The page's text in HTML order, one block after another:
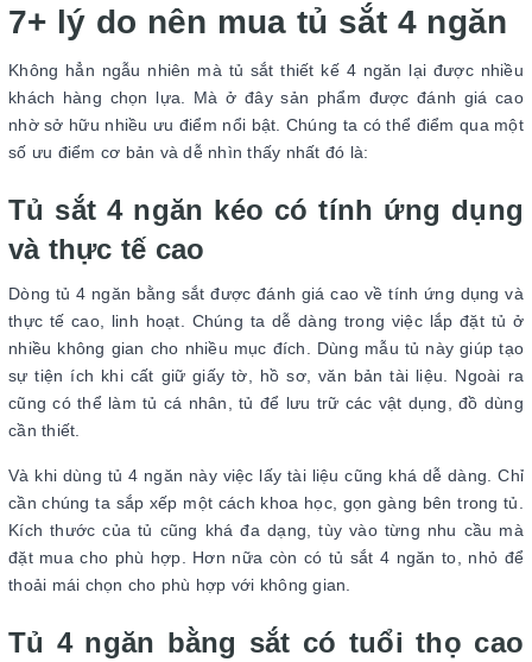
7+ lý do nên mua tủ sắt 4 ngăn
Không hẳn ngẫu nhiên mà tủ sắt thiết kế 4 ngăn lại được nhiều
khách hàng chọn lựa. Mà ở đây sản phẩm được đánh giá cao
nhờ sở hữu nhiều ưu điểm nổi bật. Chúng ta có thể điểm qua một
số ưu điểm cơ bản và dễ nhìn thấy nhất đó là:
Tủ sắt 4 ngăn kéo có tính ứng dụng
và thực tế cao
Dòng tủ 4 ngăn bằng sắt được đánh giá cao về tính ứng dụng và
thực tế cao, linh hoạt. Chúng ta dễ dàng trong việc lắp đặt tủ ở
nhiều không gian cho nhiều mục đích. Dùng mẫu tủ này giúp tạo
sự tiện ích khi cất giữ giấy tờ, hồ sơ, văn bản tài liệu. Ngoài ra
cũng có thể làm tủ cá nhân, tủ để lưu trữ các vật dụng, đồ dùng
cần thiết.
Và khi dùng tủ 4 ngăn này việc lấy tài liệu cũng khá dễ dàng. Chỉ
cần chúng ta sắp xếp một cách khoa học, gọn gàng bên trong tủ.
Kích thước của tủ cũng khá đa dạng, tùy vào từng nhu cầu mà
đặt mua cho phù hợp. Hơn nữa còn có tủ sắt 4 ngăn to, nhỏ để
thoải mái chọn cho phù hợp với không gian.
Tủ 4 ngăn bằng sắt có tuổi thọ cao